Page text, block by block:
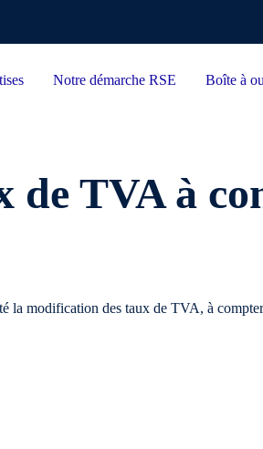
Notre démarche RSE Boîte à
de TVA à
la modification des taux de TVA, à